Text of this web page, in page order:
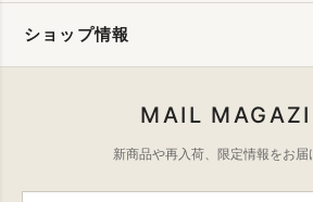
ショップ情報
MAIL
新商品や再入荷、限定情報をお届